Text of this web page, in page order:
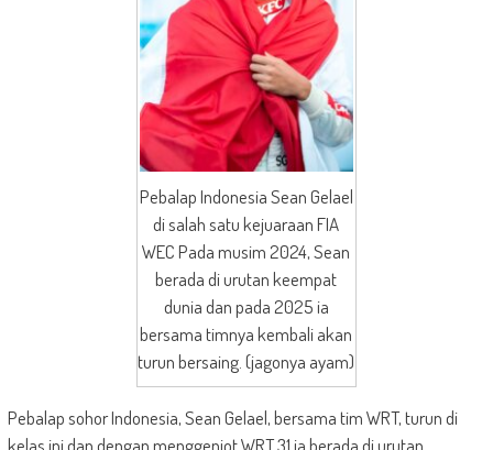
Pebalap Indonesia Sean Gelael
di salah satu kejuaraan FIA
WEC Pada musim 2024, Sean
berada di urutan keempat
dunia dan pada 2025 ia
bersama timnya kembali akan
turun bersaing. (jagonya ayam)
Pebalap sohor Indonesia, Sean Gelael, bersama tim WRT, turun di